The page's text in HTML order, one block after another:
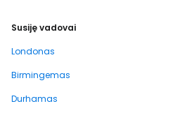
Susiję vadovai
Londonas
Birmingemas
Durhamas